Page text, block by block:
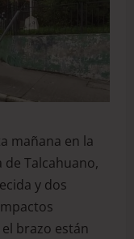
mañana en la
Talcahuano,
y dos
brazo están